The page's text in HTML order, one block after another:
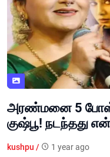
அரண்மனை 5
குஷ்பூ! நடந்தது
kushpu / 1 year ago